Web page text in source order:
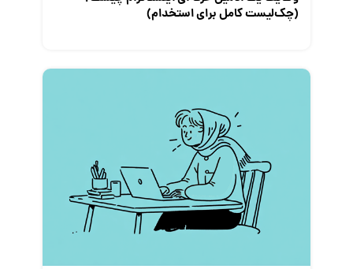
(چک‌لیست کامل برای استخدام)